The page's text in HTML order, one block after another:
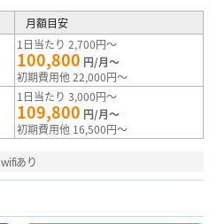
月額目安
1日当たり 2,700円～
100,800 円/月～
初期費用他 22,000円～
1日当たり 3,000円～
109,800 円/月～
初期費用他 16,500円～
wifiあり